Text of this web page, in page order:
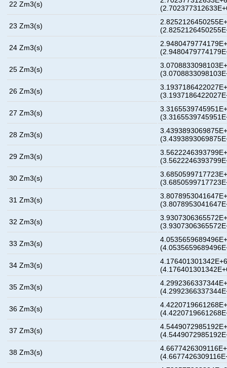
22 Zm3(s)
23 Zm3(s)
24 Zm3(s)
25 Zm3(s)
26 Zm3(s)
27 Zm3(s)
28 Zm3(s)
29 Zm3(s)
30 Zm3(s)
31 Zm3(s)
32 Zm3(s)
33 Zm3(s)
34 Zm3(s)
35 Zm3(s)
36 Zm3(s)
37 Zm3(s)
38 Zm3(s)